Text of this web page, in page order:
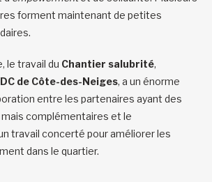
forment maintenant de petites
le travail du Chantier salubrité,
de Côte-des-Neiges, a un énorme
entre les partenaires ayant des
complémentaires et le
travail concerté pour améliorer les
dans le quartier.